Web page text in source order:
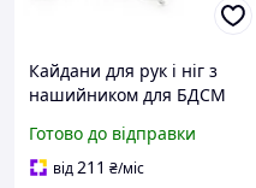
Кайдани для рук і ніг з
нашийником для БДСМ
Готово до відправки
від211 ₴/міс